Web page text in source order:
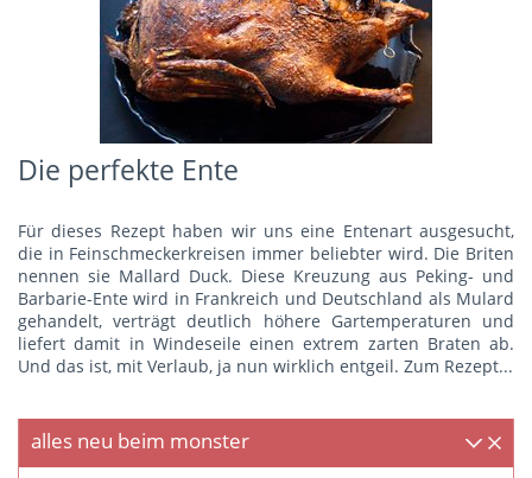
Die perfekte Ente
Für dieses Rezept haben wir uns eine Entenart ausgesucht,
die in Feinschmeckerkreisen immer beliebter wird. Die Briten
nennen sie Mallard Duck. Diese Kreuzung aus Peking- und
Barbarie-Ente wird in Frankreich und Deutschland als Mulard
gehandelt, verträgt deutlich höhere Gartemperaturen und
liefert damit in Windeseile einen extrem zarten Braten ab.
Und das ist, mit Verlaub, ja nun wirklich entgeil. Zum Rezept...
alles neu beim monster